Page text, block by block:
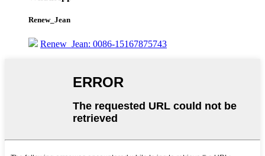
Renew_Jean
Renew_Jean: 0086-15167875743